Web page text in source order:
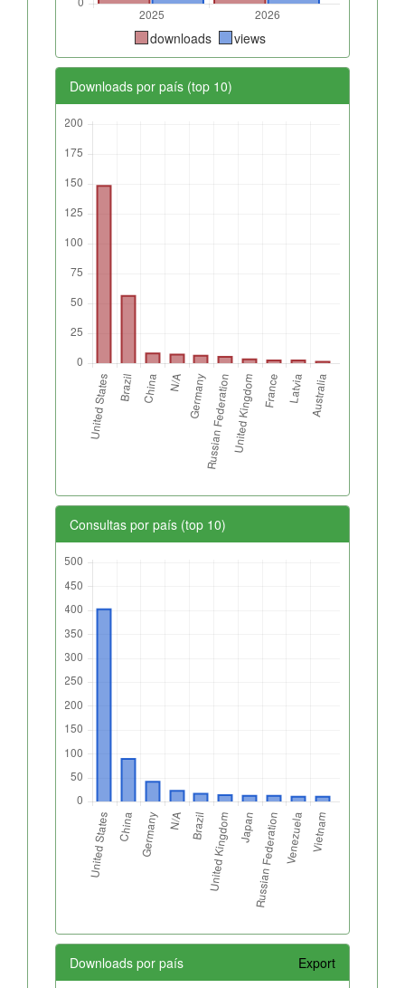
downloads views
Downloads por país (top 10)
Consultas por país (top 10)
Downloads por país Export